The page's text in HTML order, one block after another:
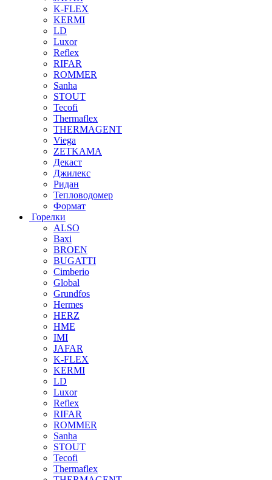
K-FLEX
KERMI
LD
Luxor
Reflex
RIFAR
ROMMER
Sanha
STOUT
Tecofi
Thermaflex
THERMAGENT
Viega
ZETKAMA
Декаст
Джилекс
Ридан
Тепловодомер
Формат
Горелки
ALSO
Baxi
BROEN
BUGATTI
Cimberio
Global
Grundfos
Hermes
HERZ
HME
IMI
JAFAR
K-FLEX
KERMI
LD
Luxor
Reflex
RIFAR
ROMMER
Sanha
STOUT
Tecofi
Thermaflex